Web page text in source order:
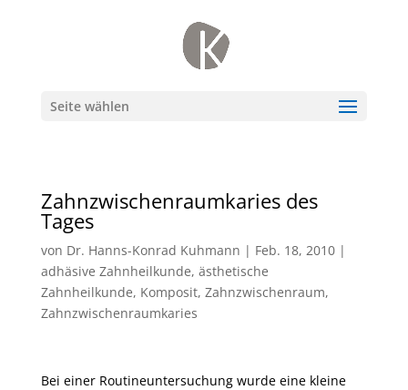
Seite wählen
Zahnzwischenraumkaries des
Tages
von Dr. Hanns-Konrad Kuhmann | Feb. 18, 2010|
adhäsive Zahnheilkunde, ästhetische
Zahnheilkunde, Komposit, Zahnzwischenraum,
Zahnzwischenraumkaries
Bei einer Routineuntersuchung wurde eine kleine